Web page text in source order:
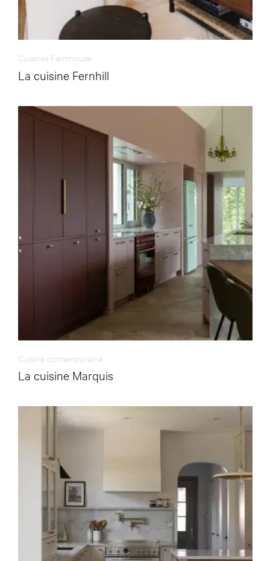
Cuisines Farmhouse
La cuisine Fernhill
Cuisine contemporaine
La cuisine Marquis